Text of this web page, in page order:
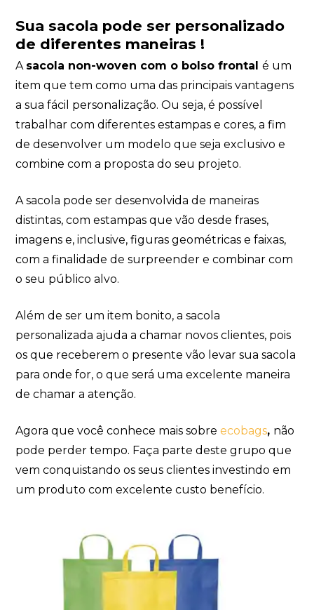
Sua sacola pode ser personalizado
de diferentes maneiras !
A sacola non-woven com o bolso frontalé um
item que tem como uma das principais vantagens
a sua fácil personalização. Ou seja, é possível
trabalhar com diferentes estampas e cores, a fim
de desenvolver um modelo que seja exclusivo e
combine com a proposta do seu projeto.
A sacola pode ser desenvolvida de maneiras
distintas, com estampas que vão desde frases,
imagens e, inclusive, figuras geométricas e faixas,
com a finalidade de surpreender e combinar com
o seu público alvo.
Além de ser um item bonito, a sacola
personalizada ajuda a chamar novos clientes, pois
os que receberem o presente vão levar sua sacola
para onde for, o que será uma excelente maneira
de chamar a atenção.
Agora que você conhece mais sobreecobags, não
pode perder tempo. Faça parte deste grupo que
vem conquistando os seus clientes investindo em
um produto com excelente custo benefício.